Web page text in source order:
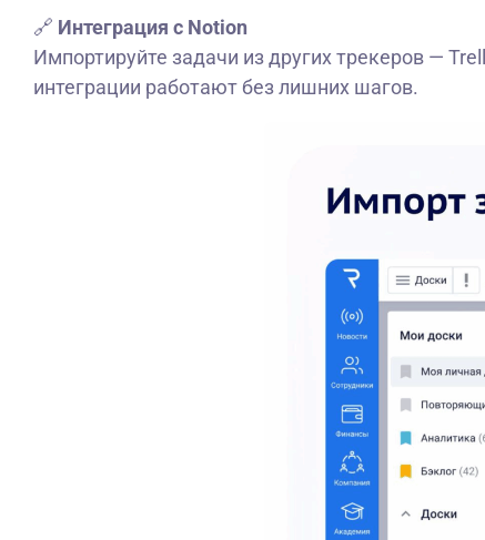
🔗 Интеграция с Notion
Импортируйте задачи из других трекеров —
интеграции работают без лишних шагов.